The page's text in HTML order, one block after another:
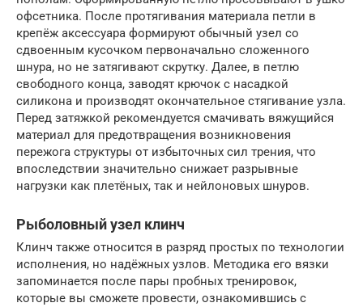
офсетника. После протягивания материала петли в
крепёж аксессуара формируют обычный узел со
сдвоенным кусочком первоначально сложенного
шнура, но не затягивают скрутку. Далее, в петлю
свободного конца, заводят крючок с насадкой
силикона и производят окончательное стягивание узла.
Перед затяжкой рекомендуется смачивать вяжущийся
материал для предотвращения возникновения
пережога структуры от избыточных сил трения, что
впоследствии значительно снижает разрывные
нагрузки как плетёных, так и нейлоновых шнуров.
Рыболовный узел клинч
Клинч также относится в разряд простых по технологии
исполнения, но надёжных узлов. Методика его вязки
запоминается после пары пробных тренировок,
которые вы сможете провести, ознакомившись с